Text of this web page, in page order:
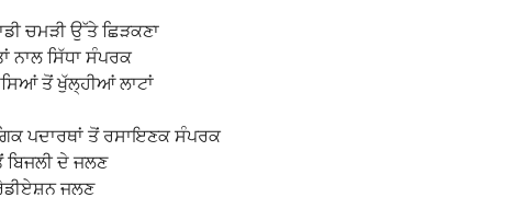
ਚਮੜੀ ਉੱਤੇ ਛਿੜਕਣਾ
ਨਾਲ ਸਿੱਧਾ ਸੰਪਰਕ
ਤੋਂ ਖੁੱਲ੍ਹੀਆਂ ਲਾਟਾਂ
ਪਦਾਰਥਾਂ ਤੋਂ ਰਸਾਇਣਕ ਸੰਪਰਕ
ਬਿਜਲੀ ਦੇ ਜਲਣ
ਜਲਣ